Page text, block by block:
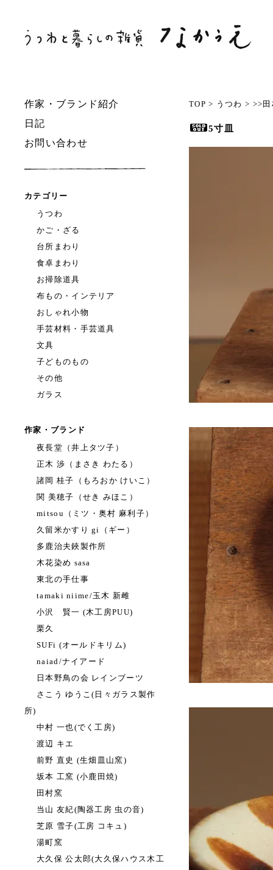
作家・ブランド紹介
日記
お問い合わせ
カテゴリー
うつわ
かご・ざる
台所まわり
食卓まわり
お掃除道具
布もの・インテリア
おしゃれ小物
手芸材料・手芸道具
文具
子どものもの
その他
ガラス
作家・ブランド
夜長堂（井上タツ子）
正木 渉（まさき わたる）
諸岡 桂子（もろおか けいこ）
関 美穂子（せき みほこ）
mitsou（ミツ・奥村 麻利子）
久留米かすり gi（ギー）
多鹿治夫鋏製作所
木花染め sasa
東北の手仕事
tamaki niime/玉木 新雌
小沢 賢一 (木工房PUU)
栗久
SUFi (オールドキリム)
naiad/ナイアード
日本野鳥の会 レインブーツ
さこう ゆうこ(日々ガラス製作
所)
中村 一也(でく工房)
渡辺 キエ
前野 直史 (生畑皿山窯)
坂本 工窯 (小鹿田焼)
田村窯
当山 友紀(陶器工房 虫の音)
芝原 雪子(工房 コキュ)
湯町窯
大久保 公太郎(大久保ハウス木工
TOP > うつわ > >>
5寸皿